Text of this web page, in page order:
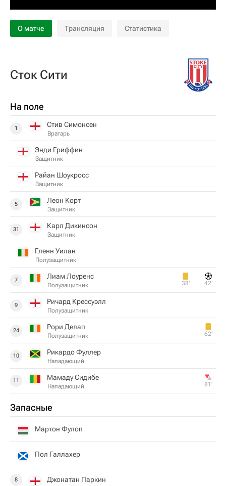
О матче Трансляция Статистика
Сток Сити
На поле
1 Стив Симонсен
Вратарь
Энди Гриффин
Защитник
Райан Шоукросс
Защитник
5 Леон Корт
Защитник
31 Карл Дикинсон
Защитник
Гленн Уилан
Полузащитник
7 Лиам Лоуренс
Полузащитник 38‎’‎ 42‎’‎
9 Ричард Крессуэлл
Полузащитник
24 Рори Делап
Полузащитник 62‎’‎
10 Рикардо Фуллер
Нападающий
11 Мамаду Сидибе
Нападающий 81‎’‎
Запасные
Мартон Фулоп
Пол Галлахер
8 Джонатан Паркин